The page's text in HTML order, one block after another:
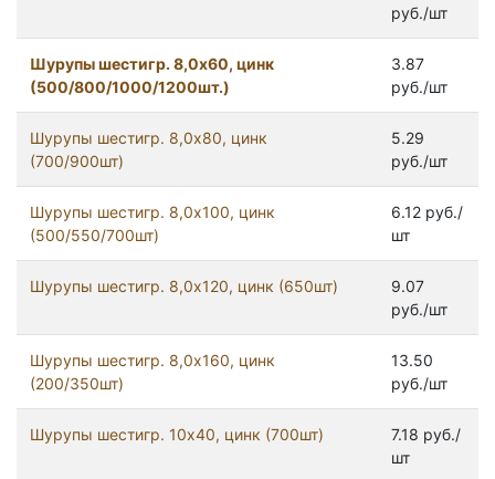
руб./шт
Шурупы шестигр. 8,0x60, цинк
(500/800/1000/1200шт.)
3.87
руб./шт
Шурупы шестигр. 8,0x80, цинк
(700/900шт)
5.29
руб./шт
Шурупы шестигр. 8,0х100, цинк
(500/550/700шт)
6.12 руб./
шт
Шурупы шестигр. 8,0х120, цинк (650шт)
9.07
руб./шт
Шурупы шестигр. 8,0х160, цинк
(200/350шт)
13.50
руб./шт
Шурупы шестигр. 10x40, цинк (700шт)
7.18 руб./
шт